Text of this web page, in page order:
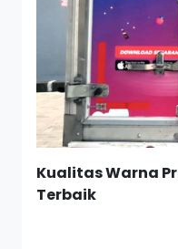
Kualitas Warna
Terbaik